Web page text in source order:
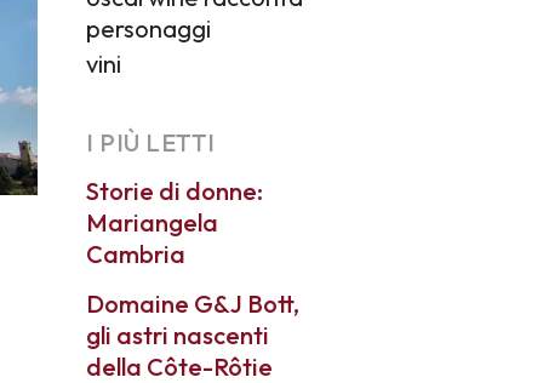
personaggi
vini
I PIÙ LETTI
Storie di donne:
Mariangela
Cambria
Domaine G&J Bott,
gli astri nascenti
della Côte-Rôtie